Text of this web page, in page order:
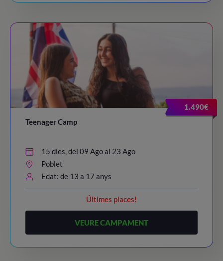
1.490€
Teenager Camp
15 dies, del 09 Ago al 23 Ago
Poblet
Edat: de 13 a 17 anys
Últimes places!
VEURE CAMPAMENT